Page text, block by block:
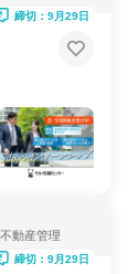
締切：9月29日
動産管理
締切：9月29日